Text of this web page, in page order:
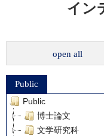
イン
open all
Public
Public
博士論文
文学研究科